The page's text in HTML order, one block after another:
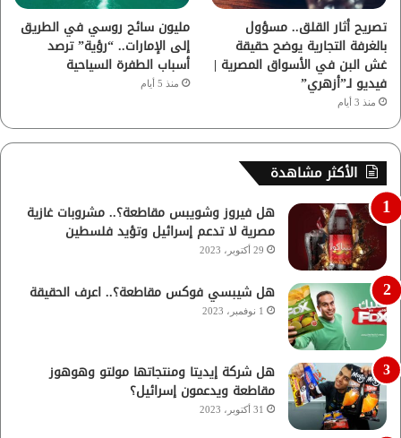
تصريح أثار القلق.. مسؤول
بالغرفة التجارية يوضح حقيقة
غش البن في الأسواق المصرية |
فيديو لـ”أزهري”
منذ 3 أيام
مليون سائح روسي في الطريق
إلى الإمارات.. “رؤية” ترصد
أسباب الطفرة السياحية
منذ 5 أيام
الأكثر مشاهدة
هل فيروز وشويبس مقاطعة؟.. مشروبات غازية
مصرية لا تدعم إسرائيل وتؤيد فلسطين
29 أكتوبر، 2023
هل شيبسي فوكس مقاطعة؟.. اعرف الحقيقة
1 نوفمبر، 2023
هل شركة إيديتا ومنتجاتها مولتو وهوهوز
مقاطعة ويدعمون إسرائيل؟
31 أكتوبر، 2023